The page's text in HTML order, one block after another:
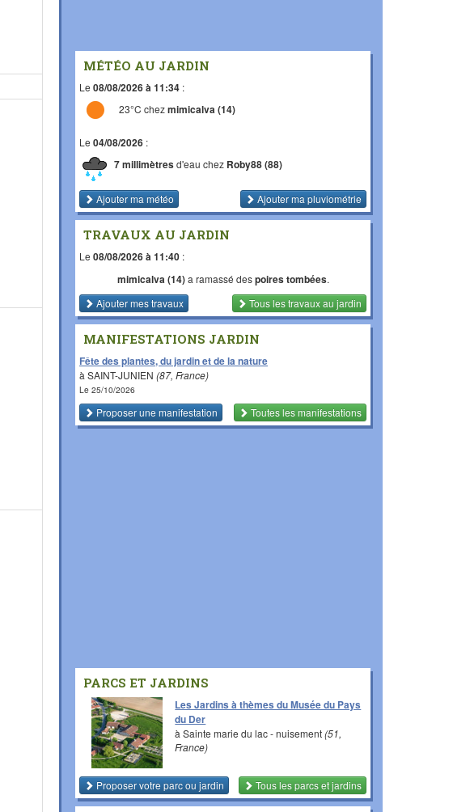
MÉTÉO AU JARDIN
Le 08/08/2026 à 11:34 :
23°C chezmimicalva (14)
Le 04/08/2026 :
7 millimètresd'eau chez Roby88 (88)
Ajouter ma météo Ajouter ma pluviométrie
TRAVAUX AU JARDIN
Le 08/08/2026 à 11:40 :
mimicalva (14)a ramassé despoires tombées.
Ajouter mes travaux
Tous les travauxau jardin
MANIFESTATIONS JARDIN
Fête des plantes, du jardin et de la nature
à SAINT-JUNIEN (87, France)
Le 25/10/2026
Proposer une manifestation Toutes les manifestations
PARCS ET JARDINS
Les Jardins à thèmes du Musée du Pays
du Der
à Sainte marie du lac - nuisement(51,
France)
Proposer votre parc ou jardin Tous les parcs et jardins